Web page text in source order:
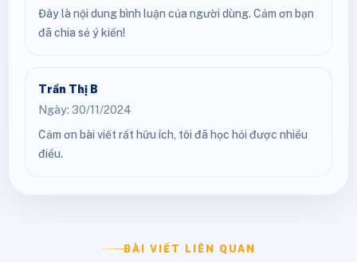
Đây là nội dung bình luận của người dùng. Cảm ơn bạn
đã chia sẻ ý kiến!
Trần Thị B
Ngày: 30/11/2024
Cảm ơn bài viết rất hữu ích, tôi đã học hỏi được nhiều
điều.
BÀI VIẾT LIÊN QUAN